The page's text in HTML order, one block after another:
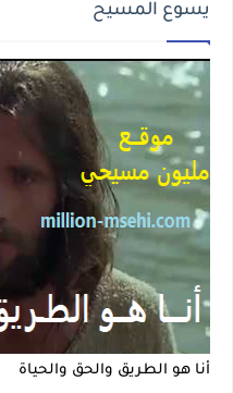
يسوع المسيح
أنا هو الطريق والحق والحياة